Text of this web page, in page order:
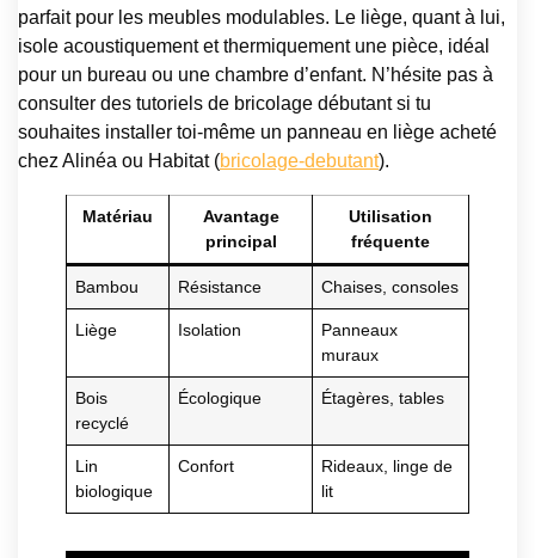
parfait pour les meubles modulables. Le liège, quant à lui,
isole acoustiquement et thermiquement une pièce, idéal
pour un bureau ou une chambre d’enfant. N’hésite pas à
consulter des tutoriels de bricolage débutant si tu
souhaites installer toi-même un panneau en liège acheté
chez Alinéa ou Habitat (bricolage-debutant).
Matériau
Avantage
principal
Utilisation
fréquente
Bambou Résistance Chaises, consoles
Liège Isolation
Panneaux
muraux
Bois
recyclé
Écologique Étagères, tables
Lin
biologique
Confort
Rideaux, linge de
lit